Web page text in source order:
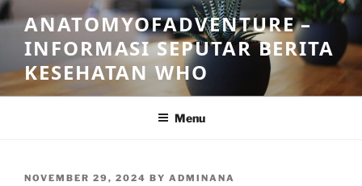
Skip
to
content
ANATOMYOFADVENTURE –
INFORMASI SEPUTAR BERITA
KESEHATAN WHO
Menu
POSTED
NOVEMBER 29, 2024 BY ADMINANA